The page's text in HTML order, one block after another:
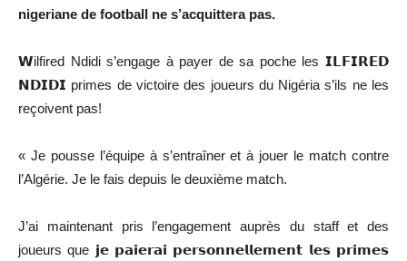
nigeriane de football ne s’acquittera pas.
𝗪ilfired Ndidi s’engage à payer de sa poche les 𝗜𝗟𝗙𝗜𝗥𝗘𝗗
𝗡𝗗𝗜𝗗𝗜 primes de victoire des joueurs du Nigéria s’ils ne les
reçoivent pas!
« Je pousse l’équipe à s’entraîner et à jouer le match contre
l’Algérie. Je le fais depuis le deuxième match.
J’ai maintenant pris l’engagement auprès du staff et des
joueurs que 𝗷𝗲 𝗽𝗮𝗶𝗲𝗿𝗮𝗶 𝗽𝗲𝗿𝘀𝗼𝗻𝗻𝗲𝗹𝗹𝗲𝗺𝗲𝗻𝘁 𝗹𝗲𝘀 𝗽𝗿𝗶𝗺𝗲𝘀